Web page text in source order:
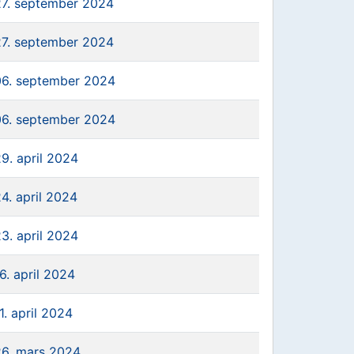
september 2024
september 2024
september 2024
april 2024
april 2024
april 2024
april 2024
april 2024